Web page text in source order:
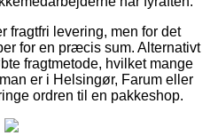
fragtfri levering, men for det
for en præcis sum. Alternativt
fragtmetode, hvilket mange
er i Helsingør, Farum eller
ordren til en pakkeshop.